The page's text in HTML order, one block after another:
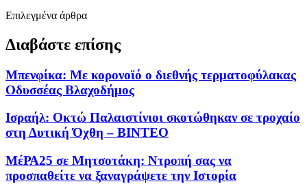
Επιλεγμένα άρθρα
Διαβάστε επίσης
Μπενφίκα: Με κορονοϊό ο διεθνής τερματοφύλακας
Οδυσσέας Βλαχοδήμος
Ισραήλ: Οκτώ Παλαιστίνιοι σκοτώθηκαν σε τροχαίο
στη Δυτική Όχθη – ΒΙΝΤΕΟ
ΜέΡΑ25 σε Μητσοτάκη: Ντροπή σας να
προσπαθείτε να ξαναγράψετε την Ιστορία